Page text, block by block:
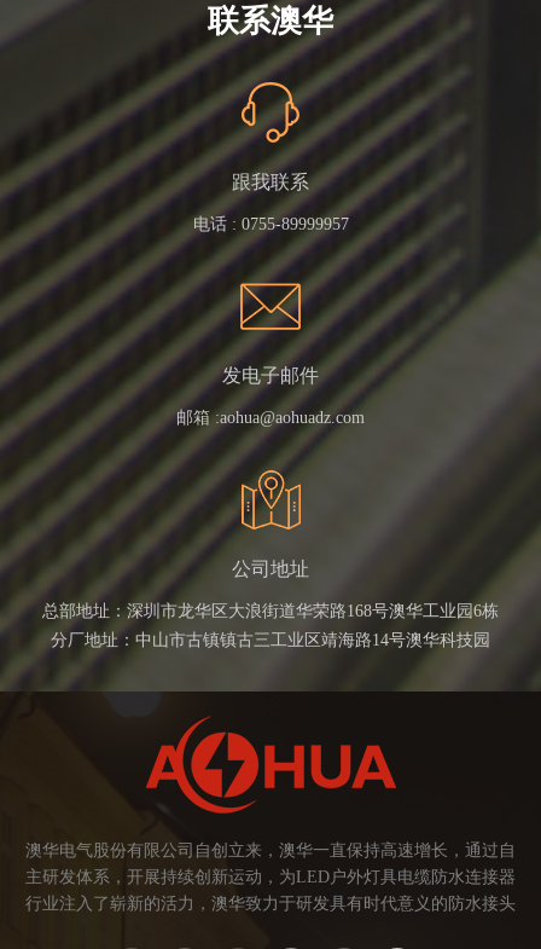
联系澳华
跟我联系
电话 : 0755-89999957
发电子邮件
邮箱 :aohua@aohuadz.com
公司地址
总部地址：深圳市龙华区大浪街道华荣路168号澳华工业园6栋
分厂地址：中山市古镇镇古三工业区靖海路14号澳华科技园
澳华电气股份有限公司自创立来，澳华一直保持高速增长，通过自
主研发体系，开展持续创新运动，为LED户外灯具电缆防水连接器
行业注入了崭新的活力，澳华致力于研发具有时代意义的防水接头